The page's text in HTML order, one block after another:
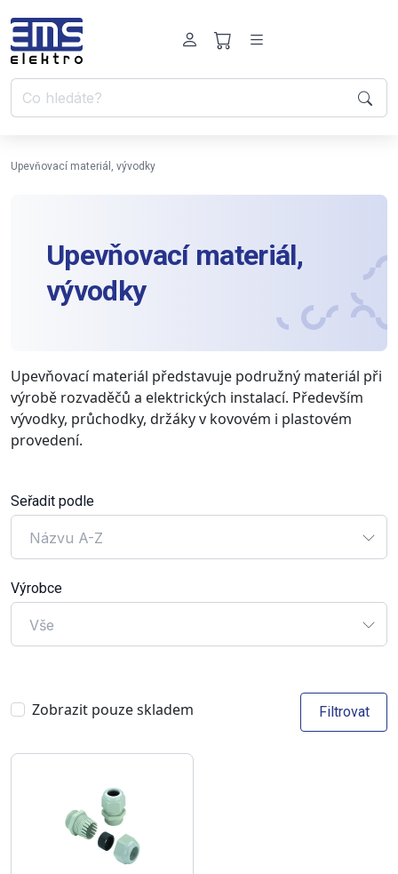
Upevňovací materiál, vývodky
Upevňovací materiál,
vývodky
Upevňovací materiál představuje podružný materiál při
výrobě rozvaděčů a elektrických instalací. Především
vývodky, průchodky, držáky v kovovém i plastovém
provedení.
Seřadit podle
Názvu A-Z
Výrobce
Vše
Zobrazit pouze skladem Filtrovat